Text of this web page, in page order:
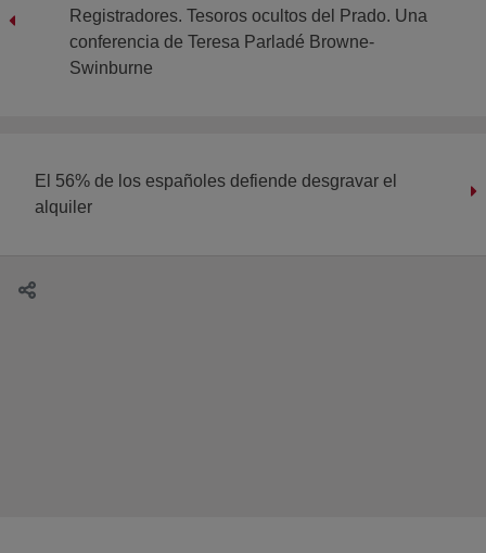
Registradores. Tesoros ocultos del Prado. Una
conferencia de Teresa Parladé Browne-
Swinburne
El 56% de los españoles defiende desgravar el
alquiler